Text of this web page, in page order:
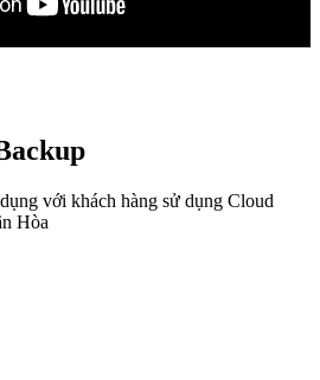
với khách hàng sử dụng Cloud
Hòa